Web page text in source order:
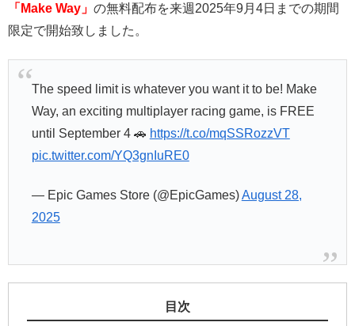
「Make Way」 の無料配布を来週2025年9月4日までの期間
限定で開始致しました。
The speed limit is whatever you want it to be! Make
Way, an exciting multiplayer racing game, is FREE
until September 4 🚗 https://t.co/mqSSRozzVT
pic.twitter.com/YQ3gnIuRE0
— Epic Games Store (@EpicGames)August 28,
2025
目次